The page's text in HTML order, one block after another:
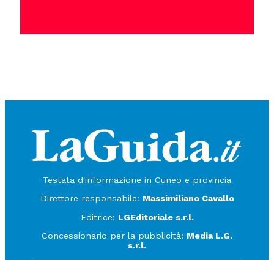
Testata d'informazione in Cuneo e provincia
Direttore responsabile: Massimiliano Cavallo
Editrice: LGEditoriale s.r.l.
Concessionario per la pubblicità: Media L.G.
s.r.l.